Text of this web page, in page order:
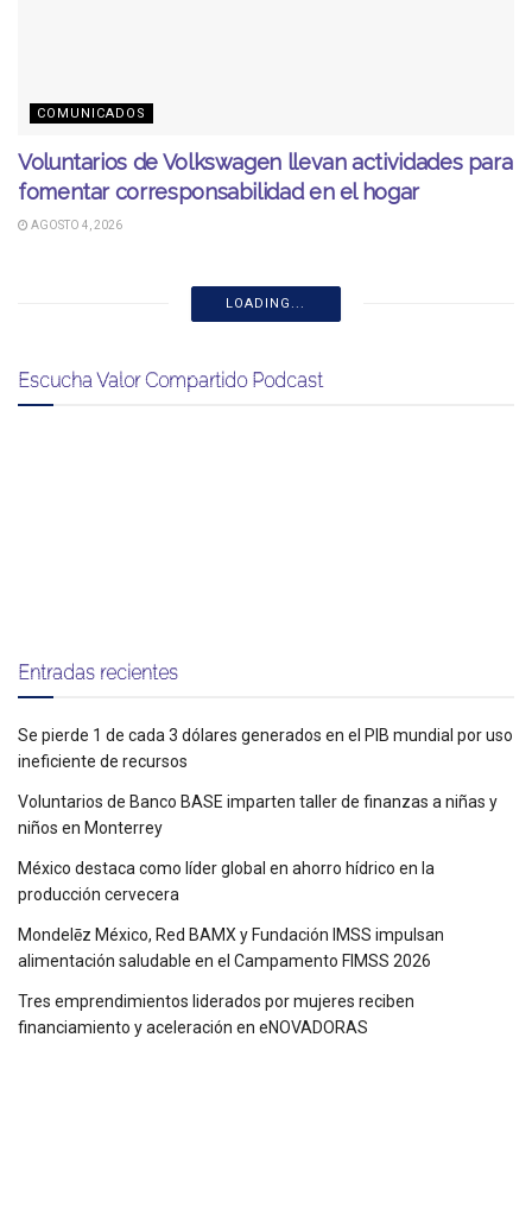
COMUNICADOS
Voluntarios de Volkswagen llevan actividades para
fomentar corresponsabilidad en el hogar
AGOSTO 4, 2026
LOADING...
Escucha Valor Compartido Podcast
Entradas recientes
Se pierde 1 de cada 3 dólares generados en el PIB mundial por uso
ineficiente de recursos
Voluntarios de Banco BASE imparten taller de finanzas a niñas y
niños en Monterrey
México destaca como líder global en ahorro hídrico en la
producción cervecera
Mondelēz México, Red BAMX y Fundación IMSS impulsan
alimentación saludable en el Campamento FIMSS 2026
Tres emprendimientos liderados por mujeres reciben
financiamiento y aceleración en eNOVADORAS